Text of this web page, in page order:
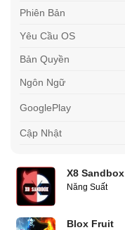
Phiên Bản
Yêu Cầu OS
Bản Quyền
Ngôn Ngữ
GooglePlay
Cập Nhật
X8 Sandbox
Năng Suất
Blox Fruit